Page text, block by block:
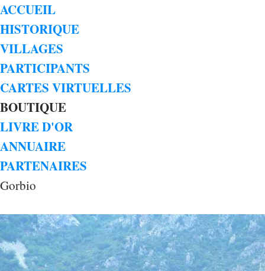
ACCUEIL
HISTORIQUE
VILLAGES
PARTICIPANTS
CARTES VIRTUELLES
BOUTIQUE
LIVRE D'OR
ANNUAIRE
PARTENAIRES
Gorbio